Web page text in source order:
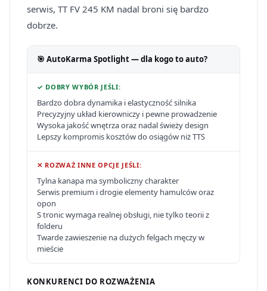
serwis, TT FV 245 KM nadal broni się bardzo
dobrze.
🎯 AutoKarma Spotlight — dla kogo to auto?
✓ DOBRY WYBÓR JEŚLI:
Bardzo dobra dynamika i elastyczność silnika
Precyzyjny układ kierowniczy i pewne prowadzenie
Wysoka jakość wnętrza oraz nadal świeży design
Lepszy kompromis kosztów do osiągów niż TTS
✕ ROZWAŻ INNE OPCJE JEŚLI:
Tylna kanapa ma symboliczny charakter
Serwis premium i drogie elementy hamulców oraz
opon
S tronic wymaga realnej obsługi, nie tylko teorii z
folderu
Twarde zawieszenie na dużych felgach męczy w
mieście
KONKURENCI DO ROZWAŻENIA